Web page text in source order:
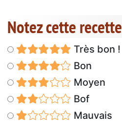
Notez cette recette
Très bon !
Bon
Moyen
Bof
Mauvais